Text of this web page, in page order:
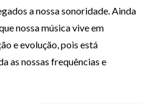
a nossa sonoridade. Ainda
nossa música vive em
e evolução, pois está
as nossas frequências e